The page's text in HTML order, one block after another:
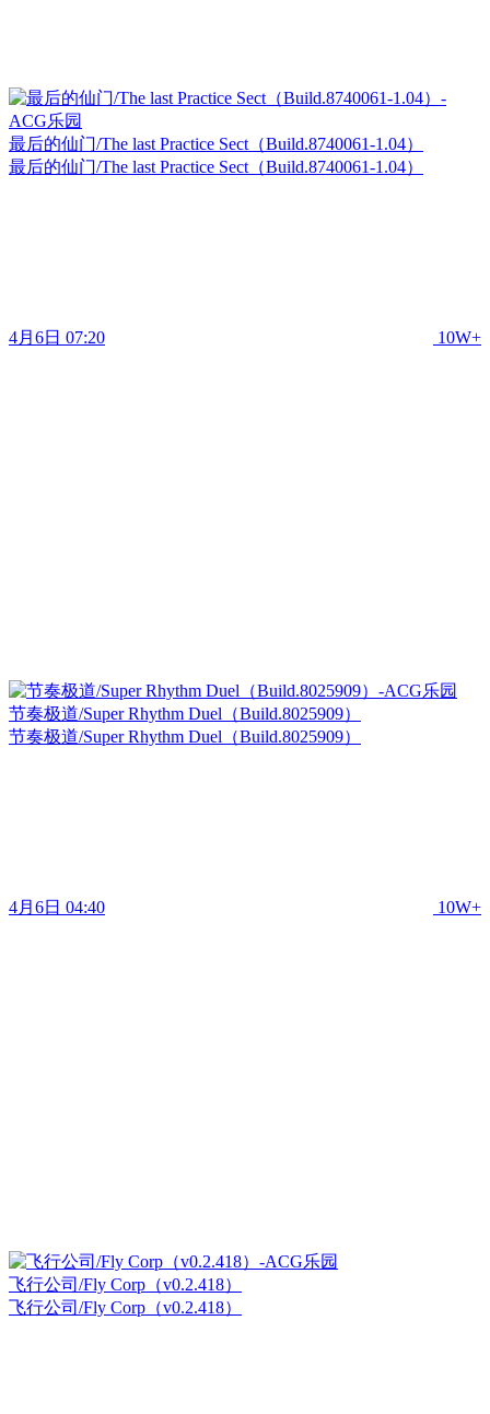
最后的仙门/The last Practice Sect（Build.8740061-1.04）
最后的仙门/The last Practice Sect（Build.8740061-1.04）
4月6日 07:20 10W+
节奏极道/Super Rhythm Duel（Build.8025909）
节奏极道/Super Rhythm Duel（Build.8025909）
4月6日 04:40 10W+
飞行公司/Fly Corp（v0.2.418）
飞行公司/Fly Corp（v0.2.418）